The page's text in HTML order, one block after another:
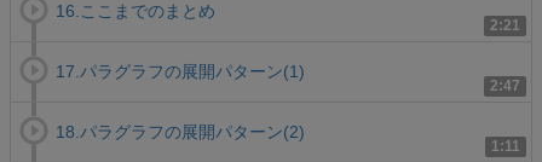
2:21
16.ここまでのまとめ
2:47
17.パラグラフの展開パターン(1)
1:11
18.パラグラフの展開パターン(2)